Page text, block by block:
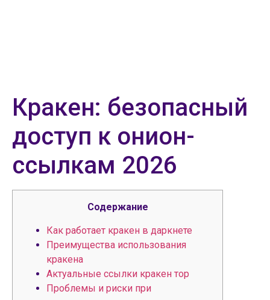
Кракен: безопасный
доступ к онион-
ссылкам 2026
Содержание
Как работает кракен в даркнете
Преимущества использования
кракена
Актуальные ссылки кракен тор
Проблемы и риски при